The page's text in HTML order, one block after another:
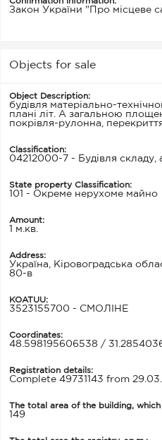
Закон України "Про місцеве
Objects for sale
Object Description:
будівля матеріально-
плані літ. А загальною
покрівля-рулонна,
Classification:
04212000-7 - Будівля складу,
State property Classification:
101 - Окреме нерухоме майно
Amount:
1 м.кв.
Address:
Україна, Кіровоградська
80-в
KOATUU:
3523155700 - СМОЛІНЕ
Coordinates:
48.598195606538 /
Registration details:
Complete 49731143 from
The total area of the building,
149